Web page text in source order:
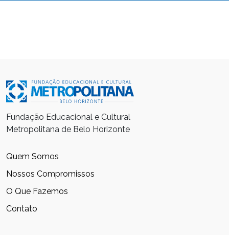
Fundação Educacional e Cultural
Metropolitana de Belo Horizonte
Quem Somos
Nossos Compromissos
O Que Fazemos
Contato